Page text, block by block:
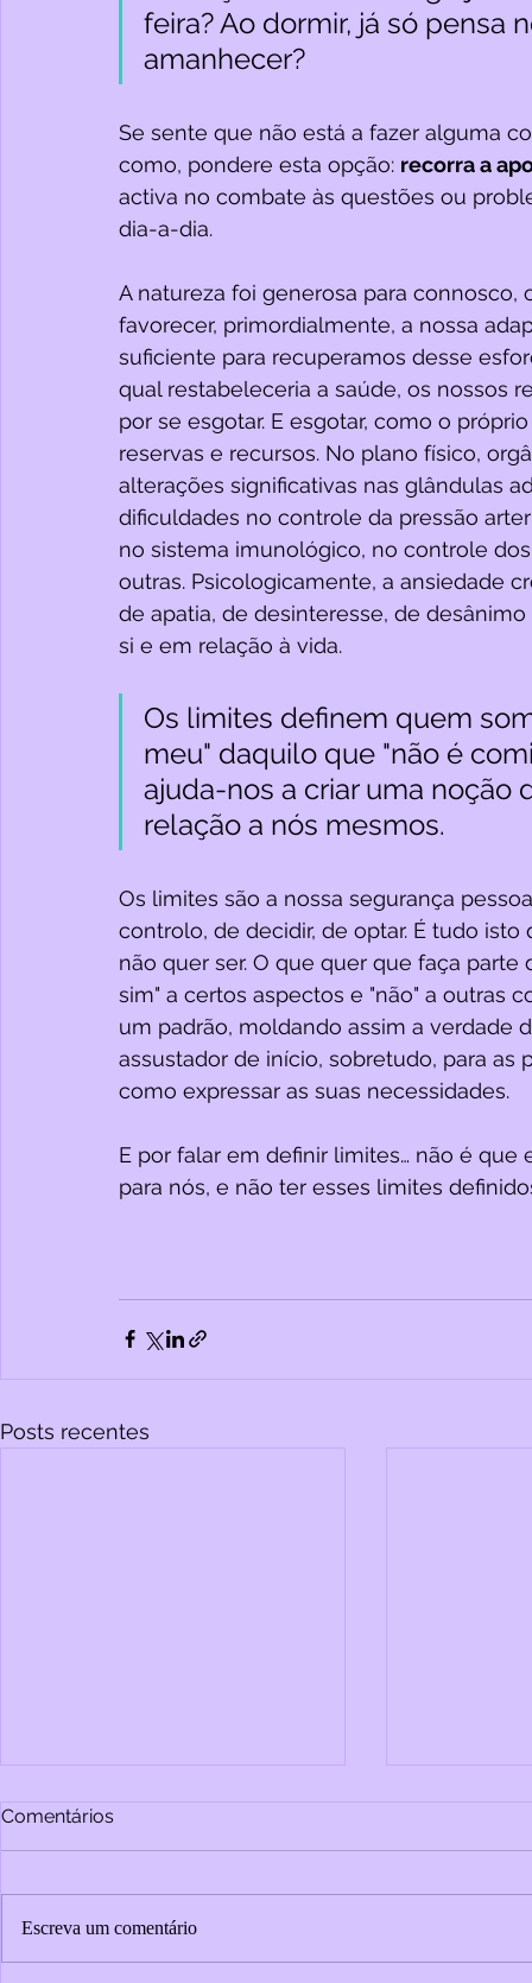
feira? Ao dormir, já só
amanhecer?
Se sente que não está a fazer alguma
como, pondere esta opção: recorra a
activa no combate às questões ou
dia-a-dia.
A natureza foi generosa para connosco,
favorecer, primordialmente, a nossa
suficiente para recuperamos desse
qual restabeleceria a saúde, os nossos
por se esgotar. E esgotar, como o
reservas e recursos. No plano físico,
alterações significativas nas glândulas
dificuldades no controle da pressão
no sistema imunológico, no controle
outras. Psicologicamente, a ansiedade
de apatia, de desinteresse, de
si e em relação à vida.
Os limites definem quem
meu" daquilo que "não é
ajuda-nos a criar uma
relação a nós mesmos.
Os limites são a nossa segurança
controlo, de decidir, de optar. É tudo
não quer ser. O que quer que faça
sim" a certos aspectos e "não" a outras
um padrão, moldando assim a verdade
assustador de início, sobretudo, para
como expressar as suas necessidades.
E por falar em definir limites… não é que
para nós, e não ter esses limites
Posts recentes
Comentários
Escreva um comentário